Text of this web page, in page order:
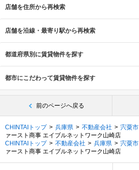
店舗を住所から再検索
店舗を沿線・最寄り駅から再検索
都道府県別に賃貸物件を探す
都市にこだわって賃貸物件を探す
前のページへ戻る
CHINTAIトップ 兵庫県 不動産会社 宍粟市
ァースト商事 エイブルネットワーク山崎店
CHINTAIトップ
不動産会社 兵庫県 宍粟市
ァースト商事 エイブルネットワーク山崎店